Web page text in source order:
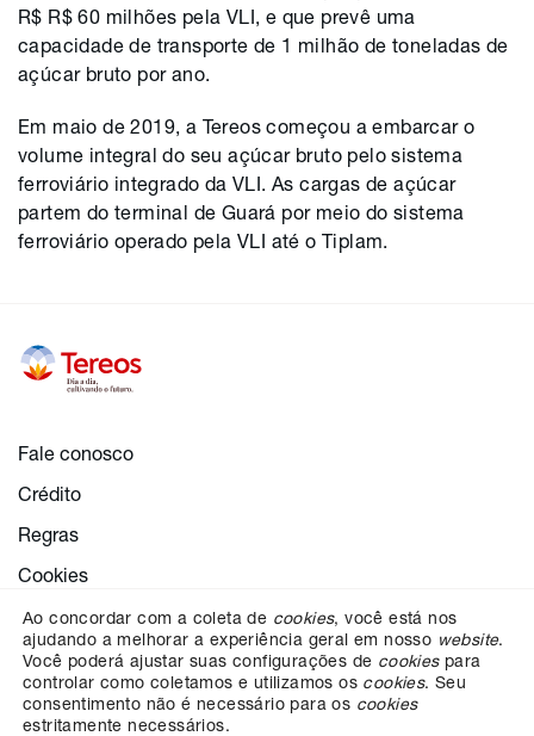
R$ R$ 60 milhões pela VLI, e que prevê uma
capacidade de transporte de 1 milhão de toneladas de
açúcar bruto por ano.
Em maio de 2019, a Tereos começou a embarcar o
volume integral do seu açúcar bruto pelo sistema
ferroviário integrado da VLI. As cargas de açúcar
partem do terminal de Guará por meio do sistema
ferroviário operado pela VLI até o Tiplam.
Fale conosco
Crédito
Regras
Cookies
Configurações de cookies
Proteção dos dados
Ao concordar com a coleta de cookies, você está nos
ajudando a melhorar a experiência geral em nosso website.
Você poderá ajustar suas configurações de cookiespara
controlar como coletamos e utilizamos os cookies. Seu
consentimento não é necessário para os cookies
estritamente necessários.